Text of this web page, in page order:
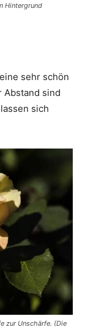
Hintergrund
sehr schön
Abstand sind
sich
zur Unschärfe. (Die